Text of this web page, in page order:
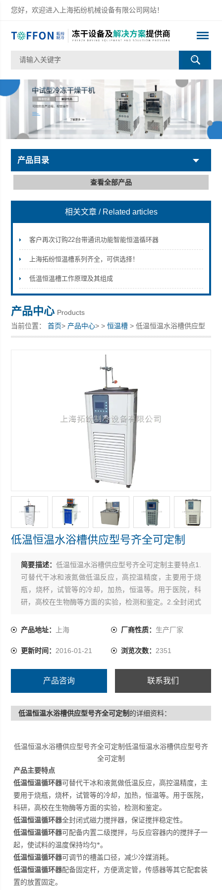
您好，欢迎进入上海拓纷机械设备有限公司网站！
上海拓纷机械设备有限公司
产品目录
查看全部产品
相关文章 / Related articles
客户再次订购22台带通讯功能智能恒温循环器
上海拓纷恒温槽系列齐全，可供选择！
低温恒温槽工作原理及其组成
产品中心 Products
当前位置：首页> 产品中心> >恒温槽 > 低温恒温水浴槽供应型
号齐全可定制
低温恒温水浴槽供应型号齐全可定制
简要描述： 低温恒温水浴槽供应型号齐全可定制主要特点1.
可替代干冰和液氮做低温反应，高控温精度，主要用于烧
瓶，烧杯，试管等的冷却，加热，恒温等。用于医院，科
研，高校在生物酶等方面的实验，检测和鉴定。2.全封闭式
反应容器内的搅拌子一起，使试料的温度保持均匀*。4.可
管，传感器等其它配套装置的放置固定。
产品地址： 上海 厂商性质： 生产厂家
更新时间： 2016-01-21 浏览次数： 2351
产品咨询 联系我们
低温恒温水浴槽供应型号齐全可定制 的详细资料：
低温恒温水浴槽供应型号齐全可定制低温恒温水浴槽供应型号齐
全可定制
产品主要特点
低温恒温循环器可替代干冰和液氮做低温反应，高控温精度，主
要用于烧瓶，烧杯，试管等的冷却，加热，恒温等。用于医院，
科研，高校在生物酶等方面的实验，检测和鉴定。
低温恒温循环器全封闭式磁力搅拌器，保证搅拌稳定性。
低温恒温循环器可配备内置二级搅拌，与反应容器内的搅拌子一
起，使试料的温度保持均匀*。
低温恒温循环器可调节的槽盖口径，减少冷媒消耗。
低温恒温循环器配备固定杆，方便滴定管，传感器等其它配套装
置的放置固定。